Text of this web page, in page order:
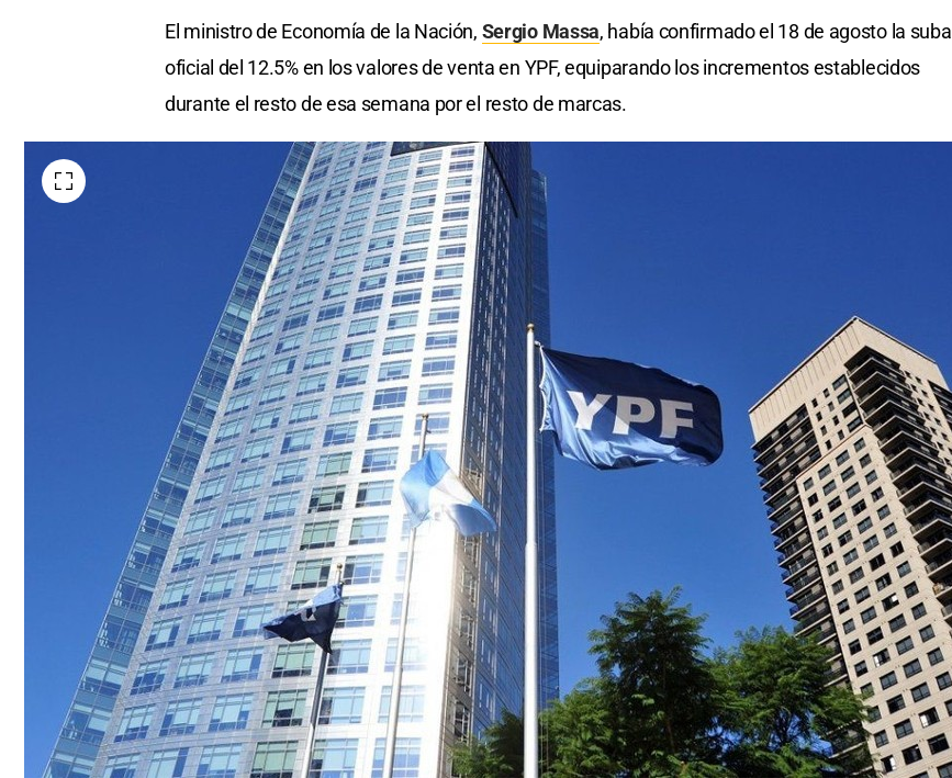
El ministro de Economía de la Nación, Sergio Massa, había confirmado el 18 de agosto la suba
oficial del 12.5% en los valores de venta en YPF, equiparando los incrementos establecidos
durante el resto de esa semana por el resto de marcas.